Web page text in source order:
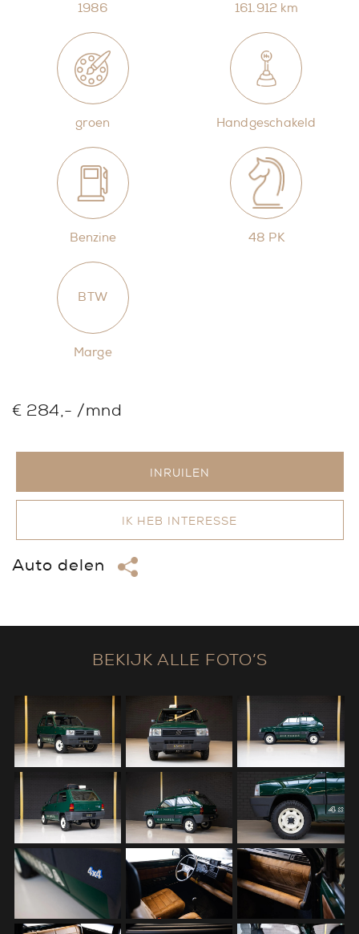
1986 161.912 km
groen Handgeschakeld
Benzine 48 PK
BTW
Marge
€ 284,- /mnd
INRUILEN
IK HEB INTERESSE
Auto delen
BEKIJK ALLE FOTO’S